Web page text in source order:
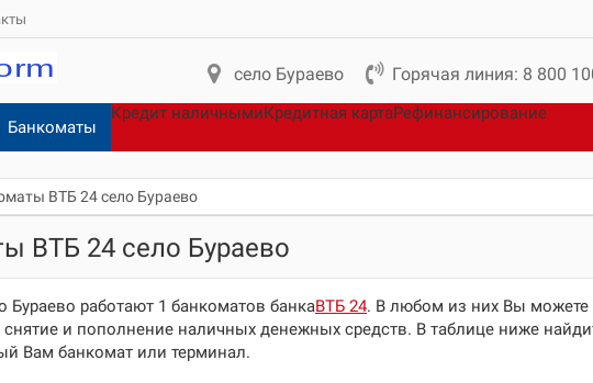
село Бураево Горячая линия: 8 800
Банкоматы
Кредит наличнымиКредитная картаРефинансирование
ВТБ 24 село Бураево
ВТБ 24 село Бураево
Бураево работают 1 банкоматов банкаВТБ 24. В любом из них Вы можете
снятие и пополнение наличных денежных средств. В таблице ниже
Вам банкомат или терминал.